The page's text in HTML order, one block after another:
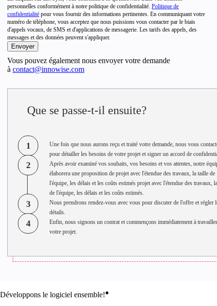
personnelles conformément à notre politique de confidentialité. Politique de
confidentialité pour vous fournir des informations pertinentes. En communiquant votre
numéro de téléphone, vous acceptez que nous puissions vous contacter par le biais
d'appels vocaux, de SMS et d'applications de messagerie. Les tarifs des appels, des
messages et des données peuvent s'appliquer.
Vous pouvez également nous envoyer votre demande
à contact@innowise.com
Que se passe-t-il ensuite?
1
Une fois que nous aurons reçu et traité votre demande, nous vous
pour détailler les besoins de votre projet et signer un accord de
2
Après avoir examiné vos souhaits, vos besoins et vos attentes, notre
élaborera une proposition de projet avec l'étendue des travaux, la taille de
l'équipe, les délais et les coûts estimés projet avec l'étendue des travaux,
de l'équipe, les délais et les coûts estimés.
3
Nous prendrons rendez-vous avec vous pour discuter de l'offre et régler
détails.
4
Enfin, nous signons un contrat et commençons immédiatement à
votre projet.
Développons le logiciel ensemble!●